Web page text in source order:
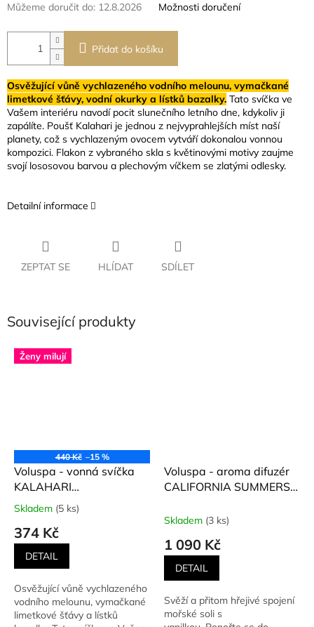
Můžeme doručit do: 12.8.2026 Možnosti doručení
Přidat do košíku
Osvěžující vůně vychlazeného vodního melounu, vymačkané
limetkové šťávy, vodní okurky a lístků bazalky. Tato svíčka ve
Vašem interiéru navodí pocit slunečního letního dne, kdykoliv ji
zapálíte. Poušť Kalahari je jednou z nejvyprahlejších míst naší
planety, což s vychlazeným ovocem vytváří dokonalou vonnou
kompozici. Flakon z vybraného skla s květinovými motivy zaujme
svojí lososovou barvou a plechovým víčkem se zlatými odlesky.
Detailní informace
ZEPTAT SE HLÍDAT SDÍLET
Související produkty
Ženy milují
440 Kč –15 %
Voluspa - vonná svíčka
KALAHARI
WATERMELON (Vodní
meloun Kalahari) 113 g
Průměrné
hodnocení
produktu
5,0
5
hvězdiček.
Skladem (5 ks)
374 Kč
DETAIL
Osvěžující vůně vychlazeného
vodního melounu, vymačkané
limetkové šťávy a lístků
Voluspa - aroma difuzér
CALIFORNIA SUMMERS
Skladem (3 ks)
1 090 Kč
DETAIL
Svěží a přitom hřejivé spojení
mořské soli s